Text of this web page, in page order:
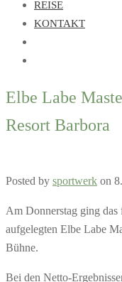
REISE
KONTAKT
Elbe Labe
Resort Barbora
Posted by sportwerk on
Am Donnerstag ging das
aufgelegten Elbe Labe
Bühne.
Bei den Netto-